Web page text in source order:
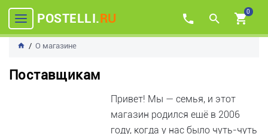
POSTELLI.RU 0
О магазине
Поставщикам
Привет! Мы — семья, и этот
магазин родился ещё в 2006
году, когда у нас было чуть-чуть